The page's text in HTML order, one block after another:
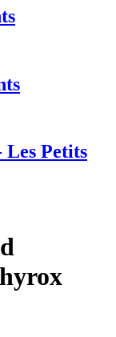
Les Petits